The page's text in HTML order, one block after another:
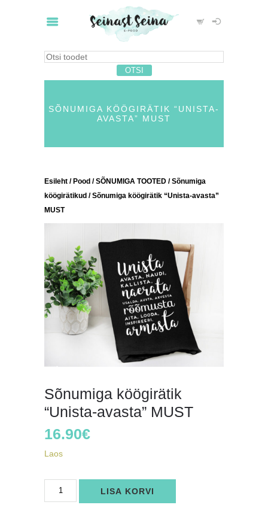
SÕNUMIGA KÖÖGIRÄTIK “UNISTA-
AVASTA” MUST
Esileht / Pood /SÕNUMIGA TOOTED /Sõnumiga
köögirätikud / Sõnumiga köögirätik “Unista-avasta”
MUST
Sõnumiga köögirätik
“Unista-avasta” MUST
16.90€
Laos
köögirätik
"Unista-
LISA KORVI